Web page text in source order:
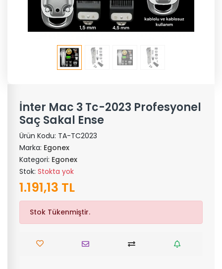
İnter Mac 3 Tc-2023 Profesyonel
Saç Sakal Ense
Ürün Kodu: TA-TC2023
Marka: Egonex
Kategori: Egonex
Stok: Stokta yok
1.191,13 TL
Stok Tükenmiştir.